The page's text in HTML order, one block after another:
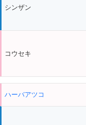
シンザン
コウセキ
ハーバアツコ